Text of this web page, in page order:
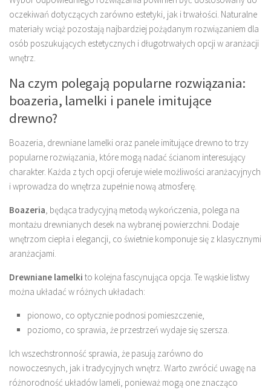
oczekiwań dotyczących zarówno estetyki, jak i trwałości. Naturalne
materiały wciąż pozostają najbardziej pożądanym rozwiązaniem dla
osób poszukujących estetycznych i długotrwałych opcji w aranżacji
wnętrz.
Na czym polegają popularne rozwiązania:
boazeria, lamelki i panele imitujące
drewno?
Boazeria, drewniane lamelki oraz panele imitujące drewno to trzy
popularne rozwiązania, które mogą nadać ścianom interesujący
charakter. Każda z tych opcji oferuje wiele możliwości aranżacyjnych
i wprowadza do wnętrza zupełnie nową atmosferę.
Boazeria , będąca tradycyjną metodą wykończenia, polega na
montażu drewnianych desek na wybranej powierzchni. Dodaje
wnętrzom ciepła i elegancji, co świetnie komponuje się z klasycznymi
aranżacjami.
Drewniane lamelki to kolejna fascynująca opcja. Te wąskie listwy
można układać w różnych układach:
pionowo, co optycznie podnosi pomieszczenie,
poziomo, co sprawia, że przestrzeń wydaje się szersza.
Ich wszechstronność sprawia, że pasują zarówno do
nowoczesnych, jak i tradycyjnych wnętrz. Warto zwrócić uwagę na
różnorodność układów lameli, ponieważ mogą one znacząco